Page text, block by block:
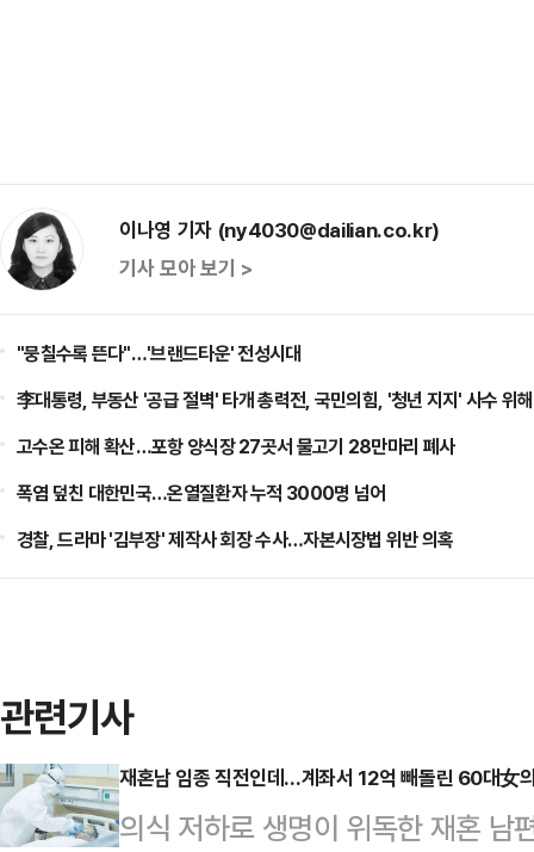
이나영 기자 (ny4030@dailian.co.kr)
기사 모아 보기 >
"뭉칠수록 뜬다"…'브랜드타운' 전성시대
李대통령, 부동산 '공급 절벽' 타개 총력전, 국민의힘, '청년 지지' 사수 위
고수온 피해 확산…포항 양식장 27곳서 물고기 28만마리 폐사
폭염 덮친 대한민국…온열질환자 누적 3000명 넘어
경찰, 드라마 '김부장' 제작사 회장 수사…자본시장법 위반 의혹
관련기사
재혼남 임종 직전인데…계좌서 12억 빼돌린 60대女
의식 저하로 생명이 위독한 재혼 남